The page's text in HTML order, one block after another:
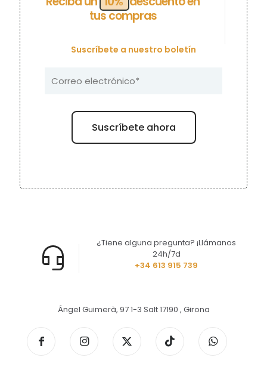
tus compras
Suscríbete a nuestro boletín
+34 613 915 739
¿Tiene alguna pregunta? ¡Llámanos
24h/7d
Ángel Guimerà, 97 1-3 Salt 17190 , Girona